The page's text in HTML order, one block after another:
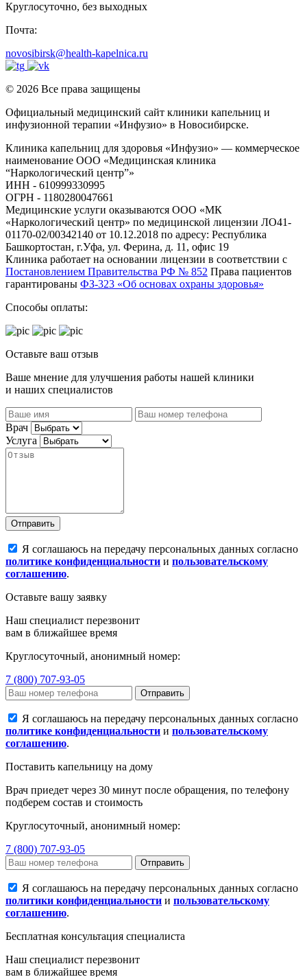
Круглосуточно, без выходных
Почта:
novosibirsk@health-kapelnica.ru
© 2026 Все права защищены
Официальный медицинский сайт клиники капельниц и
инфузионной терапии «Инфузио» в Новосибирске.
Клиника капельниц для здоровья «Инфузио» — коммерческое
наименование ООО «Медицинская клиника
“Наркологический центр”»
ИНН - 610999330995
ОГРН - 1180280047661
Медицинские услуги оказываются ООО «МК
«Наркологический центр» по медицинской лицензии ЛО41-
01170-02/00342140 от 10.12.2018 по адресу: Республика
Башкортостан, г.Уфа, ул. Ферина, д. 11, офис 19
Клиника работает на основании лицензии в соответствии с
Постановлением Правительства РФ № 852 Права пациентов
гарантированы ФЗ-323 «Об основах охраны здоровья»
Способы оплаты:
Оставьте ваш отзыв
Ваше мнение для улучшения работы нашей клиники
и наших специалистов
Врач
Услуга
Отправить
Я соглашаюсь на передачу персональных данных согласно
политике конфиденциальности и пользовательскому
соглашению.
Оставьте вашу заявку
Наш специалист перезвонит
вам в ближайшее время
Круглосуточный, анонимный номер:
7 (800) 707-93-05
Отправить
Я соглашаюсь на передачу персональных данных согласно
политике конфиденциальности и пользовательскому
соглашению.
Поставить капельницу на дому
Врач приедет через 30 минут после обращения, по телефону
подберем состав и стоимость
Круглосуточный, анонимный номер:
7 (800) 707-93-05
Отправить
Я соглашаюсь на передачу персональных данных согласно
политики конфиденциальности и пользовательскому
соглашению.
Бесплатная консультация специалиста
Наш специалист перезвонит
вам в ближайшее время